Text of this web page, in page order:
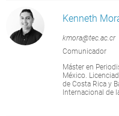
Kenneth
kmora@tec.ac.cr
Comunicador
Máster en
México.
de Costa Rica y
Internacional de